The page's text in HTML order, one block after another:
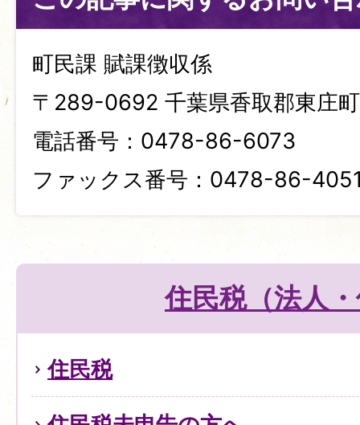
町民課 賦課徴収係
〒289-0692 千葉県香取郡東庄
電話番号：0478-86-6073
ファックス番号：0478-86-
住民税（法人
住民税